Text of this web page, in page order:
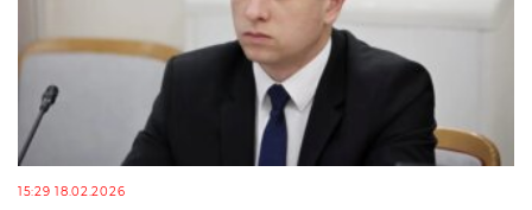
15:29 18.02.2026